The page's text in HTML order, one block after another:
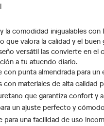
la comodidad inigualables con
que valora la calidad y el
versátil las convierte en
a tu atuendo diario.
con punta almendrada para
con materiales de alta calidad
que garantiza confort y
un ajuste perfecto y
para una facilidad de uso